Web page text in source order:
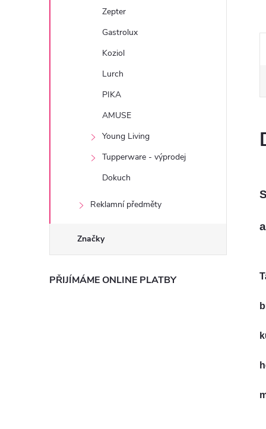
Zepter
Gastrolux
Koziol
Lurch
PIKA
AMUSE
Young Living
Tupperware - výprodej
Dokuch
Reklamní předměty
Značky
PŘIJÍMÁME ONLINE PLATBY